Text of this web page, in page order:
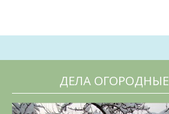
ДЕЛА ОГОРОДНЫЕ